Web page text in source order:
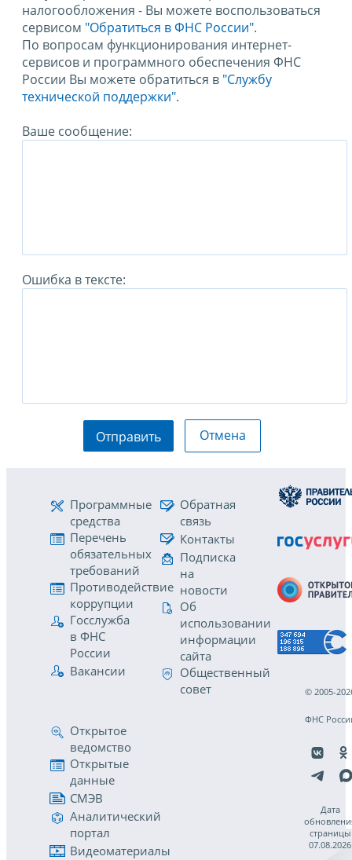
налогообложения - Вы можете воспользоваться
сервисом "Обратиться в ФНС России".
По вопросам функционирования интернет-
сервисов и программного обеспечения ФНС
России Вы можете обратиться в "Службу
технической поддержки".
Ваше сообщение:
Ошибка в тексте:
Отправить Отмена
Программные
средства
Перечень
обязательных
требований
Противодействие
коррупции
Госслужба
в ФНС
России
Вакансии
Обратная
связь
Контакты
Подписка
на
новости
Об
использовании
информации
сайта
Общественный
совет
Открытое
ведомство
Открытые
данные
СМЭВ
Аналитический
портал
Видеоматериалы
© 2005-
ФНС
Дата
страницы
07.08.2026